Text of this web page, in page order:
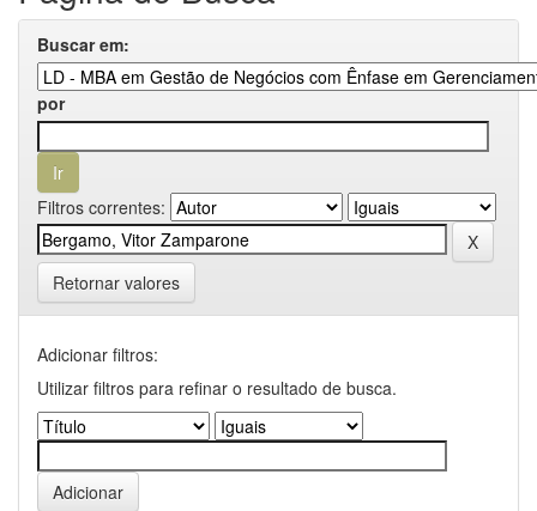
Buscar em:
por
Filtros correntes:
Retornar valores
Adicionar filtros:
Utilizar filtros para refinar o resultado de busca.